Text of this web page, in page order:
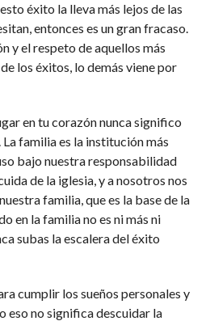
éxito la lleva más lejos de las
entonces es un gran fracaso.
y el respeto de aquellos más
los éxitos, lo demás viene por
en tu corazón nunca significo
familia es la institución más
bajo nuestra responsabilidad
de la iglesia, y a nosotros nos
familia, que es la base de la
en la familia no es ni más ni
subas la escalera del éxito
cumplir los sueños personales y
eso no significa descuidar la